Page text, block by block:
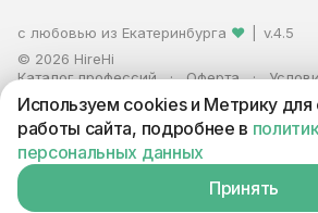
с любовью из Екатеринбурга ❤
v.4.5
© 2026 HireHi
Каталог профессий
Оферта
Персональные данные
Реклама
ИП Захаров Антон Алексеевич · ИНН
321665800059102
Используем cookies и Метрику для
работы сайта, подробнее в
персональных данных
Принять